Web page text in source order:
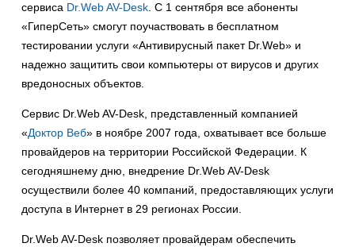
сервиса Dr.Web AV-Desk. С 1 сентября все абоненты
«ГиперСеть» смогут поучаствовать в бесплатном
тестировании услуги «Антивирусный пакет Dr.Web» и
надежно защитить свои компьютеры от вирусов и других
вредоносных объектов.
Сервис Dr.Web AV-Desk, представленный компанией
«Доктор Веб» в ноябре 2007 года, охватывает все больше
провайдеров на территории Российской Федерации. К
сегодняшнему дню, внедрение Dr.Web AV-Desk
осуществили более 40 компаний, предоставляющих услуги
доступа в Интернет в 29 регионах России.
Dr.Web AV-Desk позволяет провайдерам обеспечить